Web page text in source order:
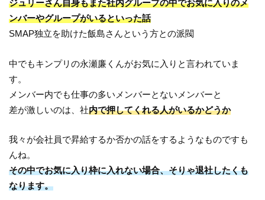
ジュリーさん自身もまた社内グループの中でお気に入りのメ
ンバーやグループがいるといった話
SMAP独立を助けた飯島さんという方との派閥
中でもキンプリの永瀬廉くんがお気に入りと言われていま
す。
メンバー内でも仕事の多いメンバーとないメンバーと
差が激しいのは、社内で押してくれる人がいるかどうか
我々が会社員で昇給するか否かの話をするようなものですも
んね。
その中でお気に入り枠に入れない場合、そりゃ退社したくも
なります。